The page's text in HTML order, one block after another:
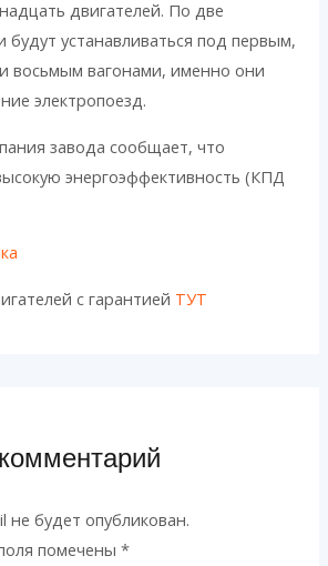
двигателей. По две
устанавливаться под первым,
восьмым вагонами, именно они
электропоезд.
завода сообщает, что
энергоэффективность (КПД
с гарантией ТУТ
не будет опубликован.
помечены*